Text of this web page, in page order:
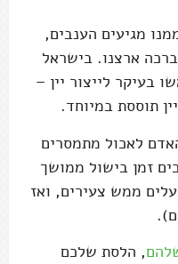
מגיעים הענבים,
ארצנו. בישראל
בעיקר לייצור יין –
תוססת במיוחד.
לאכול מתמסרים
זמן בישול ממושך
ממש צעירים, ואז
, הלסת שלכם